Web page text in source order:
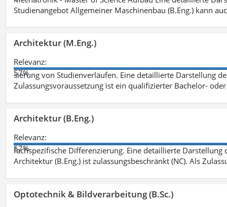
Studienangebot Allgemeiner Maschinenbau (B.Eng.) kann
Architektur (M.Eng.)
Relevanz:
57%
sierung von Studienverläufen. Eine detaillierte Darstellung
Zulassungsvoraussetzung ist ein qualifizierter Bachelor-
Architektur (B.Eng.)
Relevanz:
57%
fachspezifische Differenzierung. Eine detaillierte
Architektur (B.Eng.) ist zulassungsbeschränkt (NC). Als
Optotechnik & Bildverarbeitung (B.Sc.)